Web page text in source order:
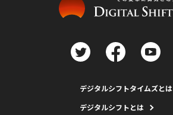
デジタルシフトタイムズとは
デジタルシフトとは